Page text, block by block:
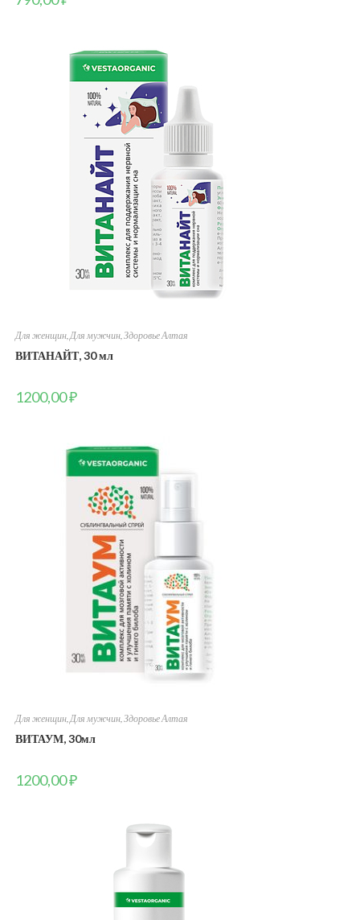
Для женщин, Для мужчин, Здоровье Алтая
ВИТАНАЙТ, 30 мл
1200,00₽
Для женщин,Для мужчин,Здоровье Алтая
ВИТАУМ, 30мл
1200,00₽